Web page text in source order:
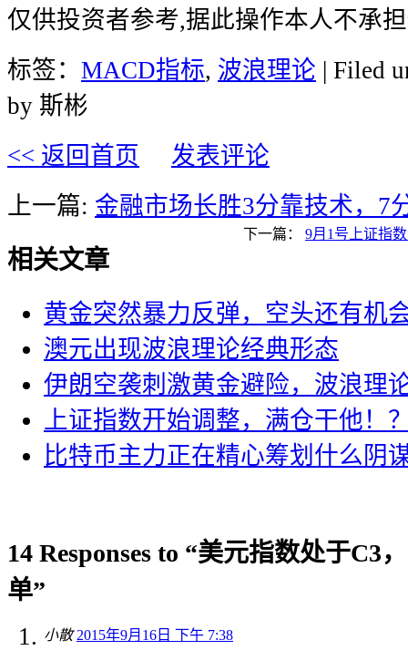
仅供投资者参考,据此操作本人不承
标签： MACD指标, 波浪理论 | Filed
by 斯彬
<< 返回首页
发表评论
上一篇: 金融市场长胜3分靠技术，7
下一篇： 9月1号上证指
相关文章
黄金突然暴力反弹，空头还有机
澳元出现波浪理论经典形态
伊朗空袭刺激黄金避险，波浪理
上证指数开始调整，满仓干他！
比特币主力正在精心筹划什么阴
14 Responses to “美元指数处于C3
单”
小散 2015年9月16日 下午 7:38